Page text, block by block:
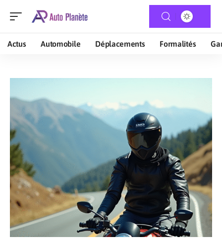
Actus Automobile Déplacements Formalités